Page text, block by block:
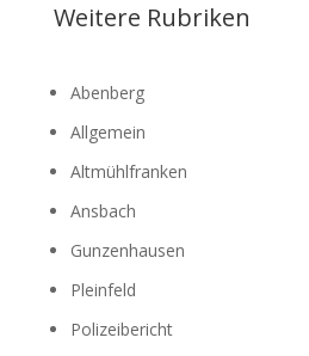
Weitere Rubriken
Abenberg
Allgemein
Altmühlfranken
Ansbach
Gunzenhausen
Pleinfeld
Polizeibericht